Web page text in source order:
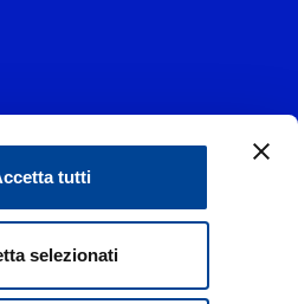
tutti
selezionati